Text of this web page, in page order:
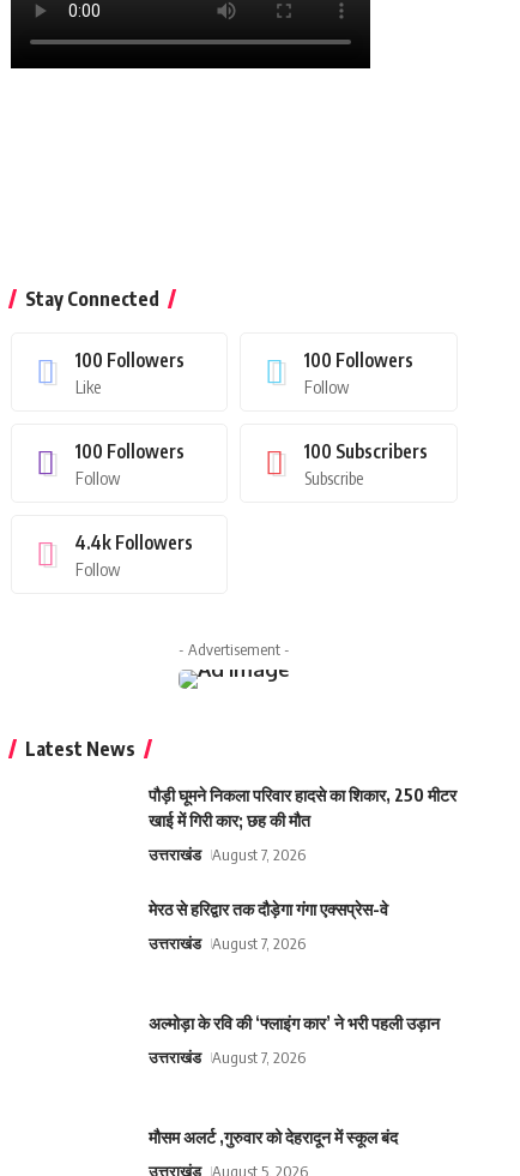
Stay Connected
100 Followers
Like
100 Followers
Follow
100 Followers
Follow
100 Subscribers
Subscribe
4.4k Followers
Follow
- Advertisement -
Latest News
पौड़ी घूमने निकला परिवार हादसे का शिकार, 250 मीटर
खाई में गिरी कार; छह की मौत
उत्तराखंड August 7, 2026
मेरठ से हरिद्वार तक दौड़ेगा गंगा एक्सप्रेस-वे
उत्तराखंड August 7, 2026
अल्मोड़ा के रवि की ‘फ्लाइंग कार’ ने भरी पहली उड़ान
उत्तराखंड August 7, 2026
मौसम अलर्ट ,गुरुवार को देहरादून में स्कूल बंद
उत्तराखंड August 5, 2026